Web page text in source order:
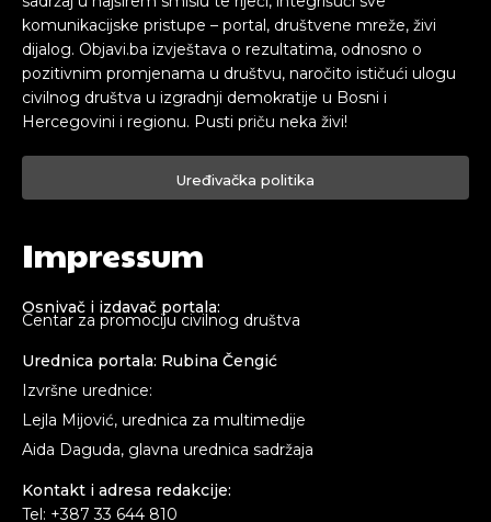
komunikacijske pristupe – portal, društvene mreže, živi
dijalog. Objavi.ba izvještava o rezultatima, odnosno o
pozitivnim promjenama u društvu, naročito ističući ulogu
civilnog društva u izgradnji demokratije u Bosni i
Hercegovini i regionu. Pusti priču neka živi!
Uređivačka politika
Impressum
Osnivač i izdavač portala:
Centar za promociju civilnog društva
Urednica portala: Rubina Čengić
Izvršne urednice:
Lejla Mijović, urednica za multimedije
Aida Daguda, glavna urednica sadržaja
Kontakt i adresa redakcije:
Tel: +387 33 644 810